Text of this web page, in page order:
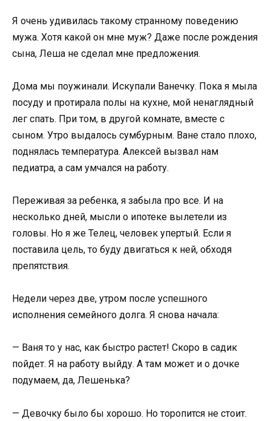
Я очень удивилась такому странному поведению
мужа. Хотя какой он мне муж? Даже после рождения
сына, Леша не сделал мне предложения.
Дома мы поужинали. Искупали Ванечку. Пока я мыла
посуду и протирала полы на кухне, мой ненаглядный
лег спать. При том, в другой комнате, вместе с
сыном. Утро выдалось сумбурным. Ване стало плохо,
поднялась температура. Алексей вызвал нам
педиатра, а сам умчался на работу.
Переживая за ребенка, я забыла про все. И на
несколько дней, мысли о ипотеке вылетели из
головы. Но я же Телец, человек упертый. Если я
поставила цель, то буду двигаться к ней, обходя
препятствия.
Недели через две, утром после успешного
исполнения семейного долга. Я снова начала:
— Ваня то у нас, как быстро растет! Скоро в садик
пойдет. Я на работу выйду. А там может и о дочке
подумаем, да, Лешенька?
— Девочку было бы хорошо. Но торопится не стоит.